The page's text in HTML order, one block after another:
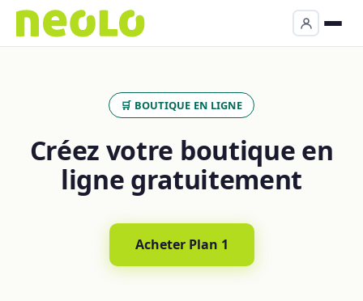
🛒 BOUTIQUE EN LIGNE
Créez votre boutique en
ligne gratuitement
Acheter Plan 1